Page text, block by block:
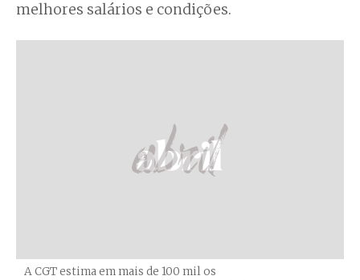
melhores salários e condições.
A CGT estima em mais de 100 mil os